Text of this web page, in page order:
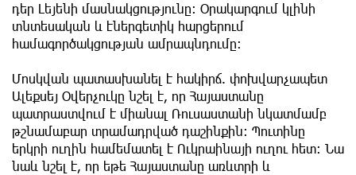
դեր Լեյենի մասնակցությունը: Օրակարգում կլինի
տնտեսական և էներգետիկ հարցերում
համագործակցության ամրապնդումը:
Մոսկվան պատասխանել է հակիրճ. փոխվարչապետ
Ալեքսեյ Օվերչուկը նշել է, որ Հայաստանը
պատրաստվում է միանալ Ռուսաստանի նկատմամբ
թշնամաբար տրամադրված դաշինքին: Պուտինը
երկրի ուղին համեմատել է Ուկրաինայի ուղու հետ: Նա
նաև նշել է, որ եթե Հայաստանը առևտրի և